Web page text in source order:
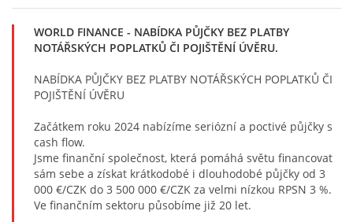
WORLD FINANCE - NABÍDKA PŮJČKY BEZ PLATBY
NOTÁŘSKÝCH POPLATKŮ ČI POJIŠTĚNÍ ÚVĚRU.
NABÍDKA PŮJČKY BEZ PLATBY NOTÁŘSKÝCH POPLATKŮ ČI
POJIŠTĚNÍ ÚVĚRU
Začátkem roku 2024 nabízíme seriózní a poctivé půjčky s
cash flow.
Jsme finanční společnost, která pomáhá světu financovat
sám sebe a získat krátkodobé i dlouhodobé půjčky od 3
000 €/CZK do 3 500 000 €/CZK za velmi nízkou RPSN 3 %.
Ve finančním sektoru působíme již 20 let.